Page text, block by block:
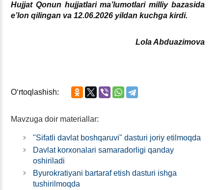
Hujjat Qonun hujjatlari ma’lumotlari milliy bazasida
e’lon qilingan va 12.06.2026 yildan kuchga kirdi.
Lola Abduazimova
Oʻrtoqlashish:
Mavzuga doir materiallar:
"Sifatli davlat boshqaruvi" dasturi joriy etilmoqda
Davlat korхonalari samaradorligi qanday
oshiriladi
Byurokratiyani bartaraf etish dasturi ishga
tushirilmoqda